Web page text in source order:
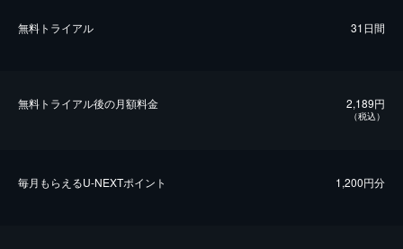
無料トライアル 31日間
無料トライアル後の⽉額料金 2,189円
（税込）
毎⽉もらえるU-NEXTポイント 1,200円分